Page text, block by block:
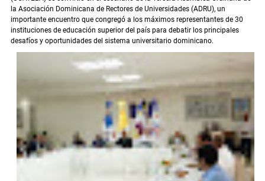
la Asociación Dominicana de Rectores de Universidades (ADRU), un
importante encuentro que congregó a los máximos representantes de 30
instituciones de educación superior del país para debatir los principales
desafíos y oportunidades del sistema universitario dominicano.